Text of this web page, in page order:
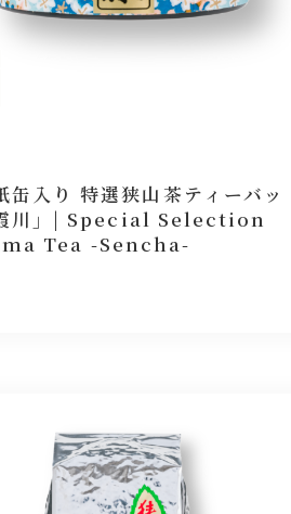
缶入り 特選狭山茶ティーバッ
川」| Special Selection
Tea -Sencha-